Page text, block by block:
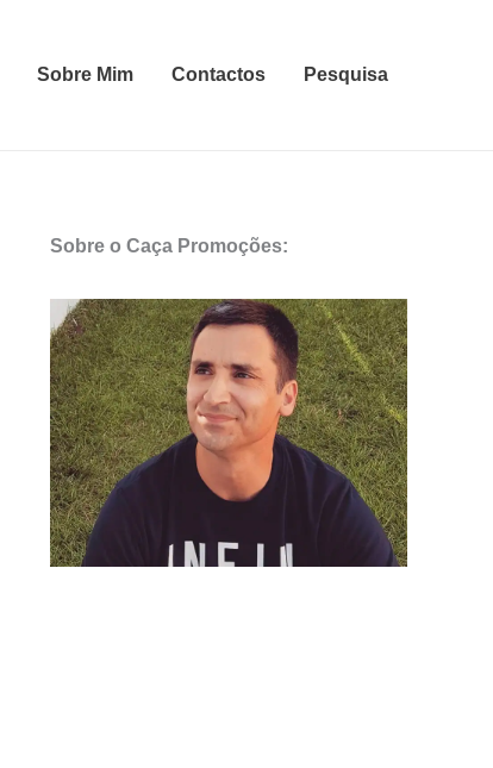
Sobre Mim Contactos Pesquisa
Sobre o Caça Promoções: